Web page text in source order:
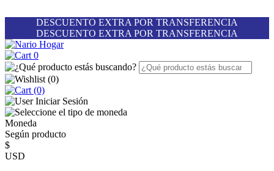
DESCUENTO EXTRA POR TRANSFERENCIA
DESCUENTO EXTRA POR TRANSFERENCIA
0
(0)
(0)
Iniciar Sesión
Moneda
Según producto
$
USD